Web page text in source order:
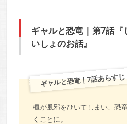
ギャルと恐竜｜第7話『
いしょのお話』
ギャルと恐竜｜7話あらすじ
楓が風邪をひいてしまい、恐
くことに。